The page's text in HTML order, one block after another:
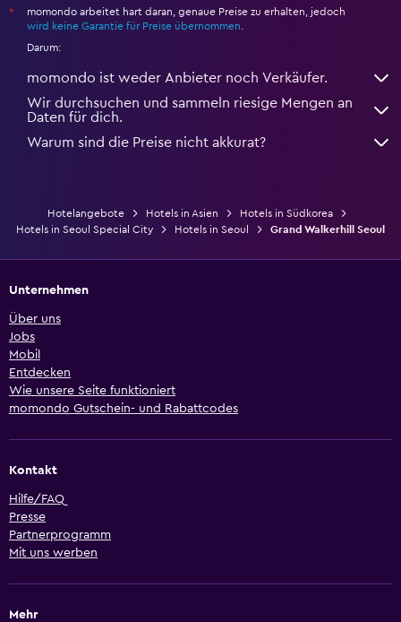
*
momondo arbeitet hart daran, genaue Preise zu erhalten, jedoch
wird keine Garantie für Preise übernommen
Darum:
momondo ist weder Anbieter noch Verkäufer.
Wir durchsuchen und sammeln riesige Mengen an
Daten für dich.
Warum sind die Preise nicht akkurat?
Hotelangebote Hotels in Asien
Hotels in Südkorea
Hotels in Seoul Special City
Hotels in Seoul Grand Walkerhill Seoul
Unternehmen
Über uns
Jobs
Mobil
Entdecken
Wie unsere Seite funktioniert
momondo Gutschein- und Rabattcodes
Kontakt
Hilfe/FAQ
Presse
Partnerprogramm
Mit uns werben
Mehr